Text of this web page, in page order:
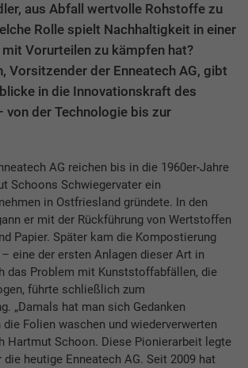
aus Abfall wertvolle Rohstoffe zu
Rolle spielt Nachhaltigkeit in einer
Vorurteilen zu kämpfen hat?
Vorsitzender der Enneatech AG, gibt
in die Innovationskraft des
von der Technologie bis zur
AG reichen bis in die 1960er-Jahre
Schoons Schwiegervater ein
in Ostfriesland gründete. In den
er mit der Rückführung von Wertstoffen
Papier. Später kam die Kompostierung
eine der ersten Anlagen dieser Art in
das Problem mit Kunststoffabfällen, die
führte schließlich zum
„Damals hat man sich Gedanken
Folien waschen und wiederverwerten
Hartmut Schoon. Diese Pionierarbeit legte
die heutige Enneatech AG. Seit 2009 hat